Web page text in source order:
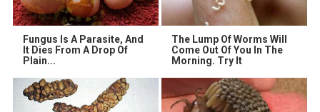
Fungus Is A Parasite, And
It Dies From A Drop Of
Plain...
The Lump Of Worms Will
Come Out Of You In The
Morning. Try It